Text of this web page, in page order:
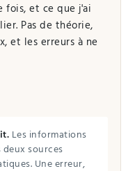
fois, et ce que j'ai
Pas de théorie,
et les erreurs à ne
Les informations
sources
Une erreur,